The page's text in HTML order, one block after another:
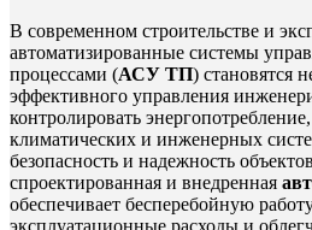
В современном строительстве и
автоматизированные системы
процессами (АСУ ТП) становятся
эффективного управления
контролировать
климатических и инженерных
безопасность и надежность
спроектированная и внедренная
обеспечивает бесперебойную
эксплуатационные расходы и